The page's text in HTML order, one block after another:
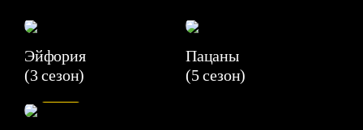
Эйфория
(3 сезон)
Пацаны
(5 сезон)